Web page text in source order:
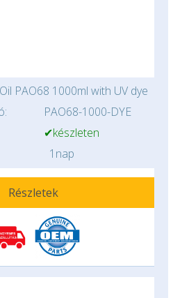
PAO68 1000ml with UV dye
PAO68-1000-DYE
✔készleten
1nap
Részletek